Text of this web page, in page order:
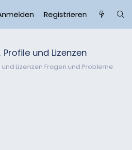
Registrieren
Profile und Lizenzen
und Lizenzen Fragen und Probleme